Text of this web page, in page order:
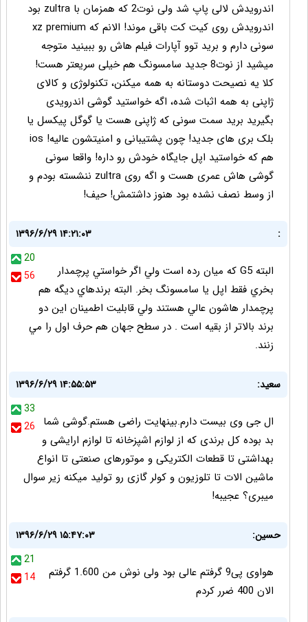
اندرویدش لالی پاپ شد ولی نوت2 که همزمان با zultra بود
اندرویدش روی کیت کت باقی موند! الانم که xz premium
سونی دارم و برید توو آپارات فیلم هاش رو ببینید متوجه
میشید از نوت8 جدید سامسونگ هم خیلی سریعتر هست!
کلا یه نصیحت دوستانه به همه میکنن، تکنولوژی و کالای
ژاپنی به همه اثبات شده، اگه خواستید گوشی اندرویدی
بگیرید برید سمت سونی که ژاپنی هست یا گوگل پیکسل یا
بلک بری های جدید! چون پشتیبانی و امنیتشون عالیه! ios
هم که خواستید اپل جایگاه خودش رو داره! واقعا سونی
گوشی هاش عمری هست و اگه روی zultra ننشسته بودم و
از وسط نصف نشده بود هنوز داشتمش! حیف!
:
۱۳۹۶/۶/۲۹ ۱۴:۲۱:۰۳
20
56
البته G5 كه ميان رده است ولي اگر خواستي پرچمدار
بخري فقط اپل يا سامسونگ بخر. البته برندهاي ديگه هم
پرچمدار هاشون عالي هستند ولي قابليت اطمينان اين دو
برند بالاتر از بقيه است . در سطح جهان هم حرف اول را مي
زنند.
سعید:
۱۳۹۶/۶/۲۹ ۱۴:۵۵:۵۳
33
26
ال جی وی بیست دارم.بینهایت راضی هستم.گوشی شما
بد بوده کل برندی که از لوازم اشپزخانه تا لوازم ارایشی و
بهداشتی تا قطعات الکتریکی و موتورهای صنعتی تا انواع
ماشین الات تا تلوزیون و کولر گازی رو تولید میکنه زیر سوال
میبری؟ عجیبه!
حسین:
۱۳۹۶/۶/۲۹ ۱۵:۴۷:۰۳
21
14
هواوی پی9 گرفتم عالی بود ولی نوش من 1.600 گرفتم
الان 400 ضرر کردم